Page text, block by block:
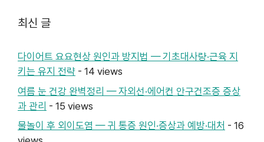
최신 글
다이어트 요요현상 원인과 방지법 — 기초대사량·근육 지
키는 유지 전략 - 14 views
여름 눈 건강 완벽정리 — 자외선·에어컨 안구건조증 증상
과 관리 - 15 views
물놀이 후 외이도염 — 귀 통증 원인·증상과 예방·대처 - 16